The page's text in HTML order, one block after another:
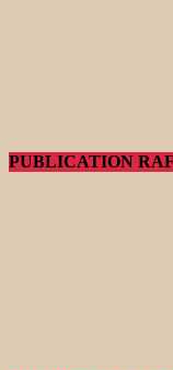
PUBLICATION